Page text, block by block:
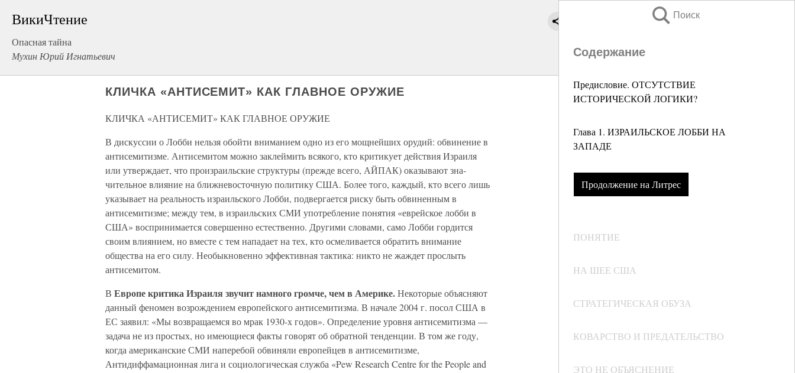
ВикиЧтение
Опасная тайна
Мухин Юрий Игнатьевич
Поиск
Содержание
Предисловие. ОТСУТСТВИЕ
ИСТОРИЧЕСКОЙ ЛОГИКИ?
Глава 1. ИЗРАИЛЬСКОЕ ЛОББИ НА
ЗАПАДЕ
Продолжение на Литрес
ПОНЯТИЕ
НА ШЕЕ США
СТРАТЕГИЧЕСКАЯ ОБУЗА
КОВАРСТВО И ПРЕДАТЕЛЬСТВО
ЭТО НЕ ОБЪЯСНЕНИЕ
КЛИЧКА «АНТИСЕМИТ» КАК ГЛАВНОЕ ОРУЖИЕ
КЛИЧКА «АНТИСЕМИТ» КАК ГЛАВНОЕ ОРУЖИЕ
В дискуссии о Лобби нельзя обойти вниманием одно из его мощнейших орудий: обвинение в
антисемитизме. Антисемитом можно заклеймить всякого, кто критику­ет действия Израиля
или утверждает, что произраиль­ские структуры (прежде всего, АЙПАК) оказывают зна­
чительное влияние на ближневосточную политику США. Более того, каждый, кто всего лишь
указывает на реаль­ность израильского Лобби, подвергается риску быть об­виненным в
антисемитизме; между тем, в израильских СМИ употребление понятия «еврейское лобби в
США» воспринимается совершенно естественно. Другими сло­вами, само Лобби гордится
своим влиянием, но вместе с тем нападает на тех, кто осмеливается обратить внима­ние
общества на его силу. Необыкновенно эффективная тактика: никто не жаждет прослыть
антисемитом.
В Европе критика Израиля звучит намного гром­че, чем в Америке.Некоторые объясняют
данный фено­мен возрождением европейского антисемитизма. В нача­ле 2004 г. посол США в
ЕС заявил: «Мы возвращаемся во мрак 1930-х годов». Определение уровня антисемитиз­ма —
задача не из простых, но имеющиеся факты гово­рят об обратной тенденции. В том же году,
когда амери­канские СМИ наперебой обвиняли европейцев в антисе­митизме,
Антидиффамационная лига и социологическая служба «Pew Research Centre for the People and